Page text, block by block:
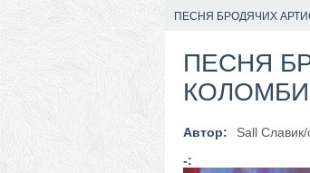
ПЕСНЯ БРОДЯЧИХ
ПЕСНЯ
Автор:
Sall Славик/
-: